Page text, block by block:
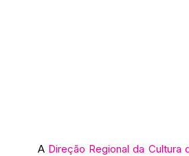
A Direção Regional da Cultura